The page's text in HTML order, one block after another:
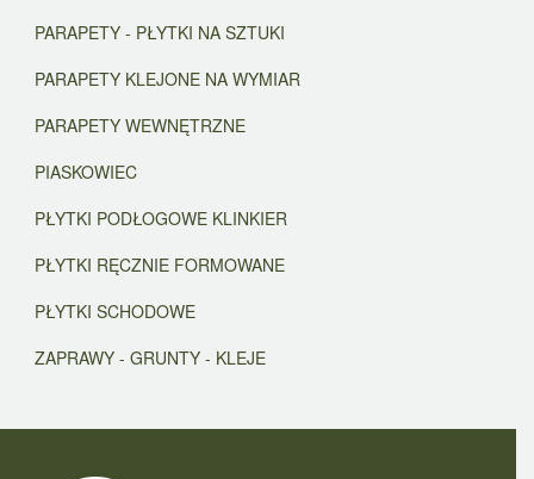
PARAPETY - PŁYTKI NA SZTUKI
PARAPETY KLEJONE NA WYMIAR
PARAPETY WEWNĘTRZNE
PIASKOWIEC
PŁYTKI PODŁOGOWE KLINKIER
PŁYTKI RĘCZNIE FORMOWANE
PŁYTKI SCHODOWE
ZAPRAWY - GRUNTY - KLEJE